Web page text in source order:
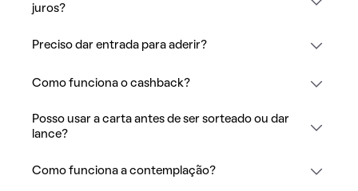
juros?
Preciso dar entrada para aderir?
Como funciona o cashback?
Posso usar a carta antes de ser sorteado ou dar
lance?
Como funciona a contemplação?